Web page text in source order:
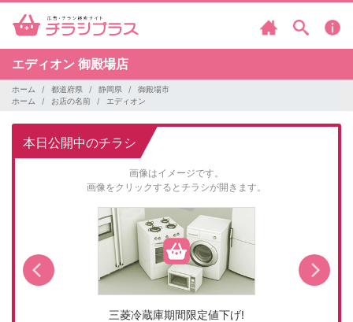
エディオン 御殿場店
ホーム 都道府県 静岡県
御殿場市
ホーム
お店の名前 エディオン
本日公開中のチラシ
画像はイメージです。
画像をクリックするとチラシが開きます。
三菱冷蔵庫期間限定値下げ!